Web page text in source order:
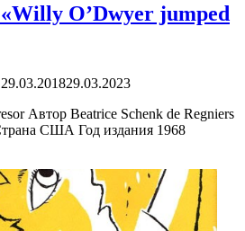
O’Dwyer jumped
29.03.201829.03.2023
Автор Beatrice Schenk de Regniers
США Год издания 1968